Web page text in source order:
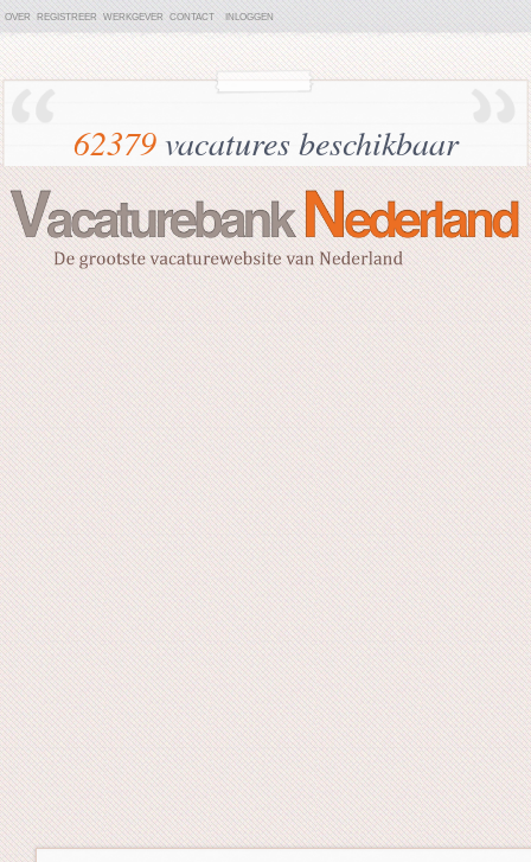
OVER REGISTREER WERKGEVER CONTACT INLOGGEN
62379vacatures beschikbaar